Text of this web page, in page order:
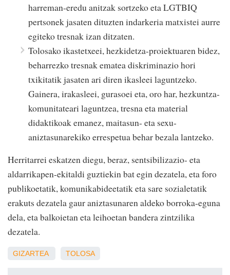
harreman-eredu anitzak sortzeko eta LGTBIQ
pertsonek jasaten dituzten indarkeria matxistei aurre
egiteko tresnak izan ditzaten.
Tolosako ikastetxeei, hezkidetza-proiektuaren bidez,
beharrezko tresnak ematea diskriminazio hori
txikitatik jasaten ari diren ikasleei laguntzeko.
Gainera, irakasleei, gurasoei eta, oro har, hezkuntza-
komunitateari laguntzea, tresna eta material
didaktikoak emanez, maitasun- eta sexu-
aniztasunarekiko errespetua behar bezala lantzeko.
Herritarrei eskatzen diegu, beraz, sentsibilizazio- eta
aldarrikapen-ekitaldi guztiekin bat egin dezatela, eta foro
publikoetatik, komunikabideetatik eta sare sozialetatik
erakuts dezatela gaur aniztasunaren aldeko borroka-eguna
dela, eta balkoietan eta leihoetan bandera zintzilika
dezatela.
GIZARTEA TOLOSA